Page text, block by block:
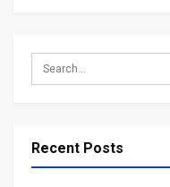
Recent Posts